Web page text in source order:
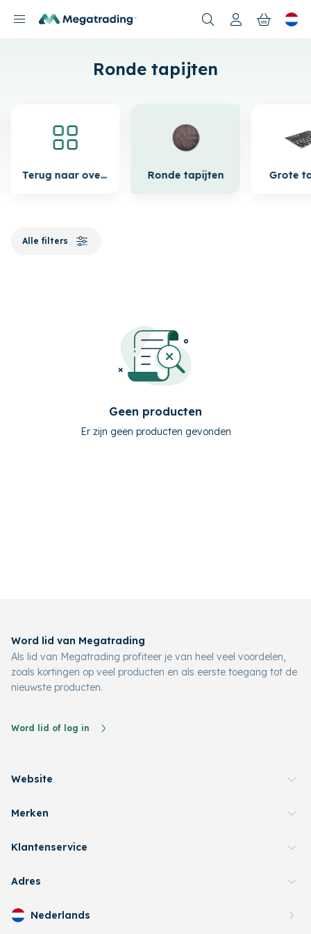
Nieuwe producten
Ronde tapijten
Terug naar overzicht Ronde tapijten Grote
Alle filters
Geen producten
Er zijn geen producten gevonden
Word lid van Megatrading
Als lid van Megatrading profiteer je van heel veel voordelen,
zoals kortingen op veel producten en als eerste toegang tot de
nieuwste producten.
Word lid of log in
Website
Merken
Klantenservice
Adres
Nederlands